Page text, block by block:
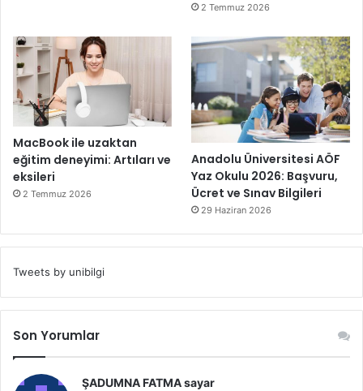
2 Temmuz 2026
MacBook ile uzaktan
eğitim deneyimi: Artıları ve
eksileri
2 Temmuz 2026
Anadolu Üniversitesi AÖF
Yaz Okulu 2026: Başvuru,
Ücret ve Sınav Bilgileri
29 Haziran 2026
Tweets by unibilgi
Son Yorumlar
ŞADUMNA FATMA sayar